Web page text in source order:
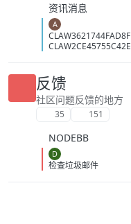
资讯消息
A
反馈
社区问题反馈的地方
35 151
NODEBB
D
检查垃圾邮件